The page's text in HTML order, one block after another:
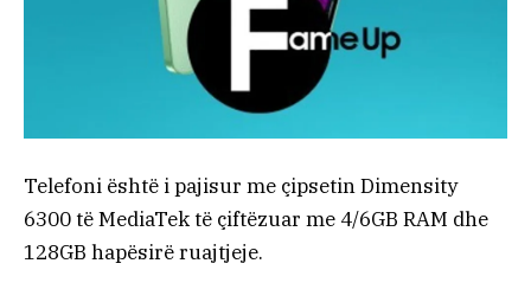
Telefoni është i pajisur me çipsetin Dimensity
6300 të MediaTek të çiftëzuar me 4/6GB RAM dhe
128GB hapësirë ruajtjeje.